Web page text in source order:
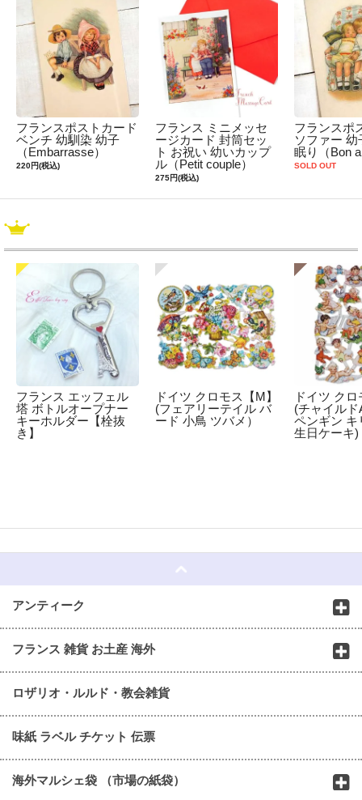
フランスポストカード
ベンチ 幼馴染 幼子
（Embarrasse）
220円(税込)
フランス ミニメッセ
ージカード 封筒セッ
ト お祝い 幼いカップ
ル（Petit couple）
275円(税込)
フランスポ
ソファー 幼
眠り（Bon
SOLD OUT
フランス エッフェル
塔 ボトルオープナー
キーホルダー【栓抜
き】
ドイツ クロモス【M】
(フェアリーテイル バ
ード 小鳥 ツバメ）
ドイツ ク
(チャイルド
ペンギン キ
生日ケーキ)
アンティーク
フランス 雑貨 お土産 海外
ロザリオ・ルルド・教会雑貨
味紙 ラベル チケット 伝票
海外マルシェ袋 （市場の紙袋）